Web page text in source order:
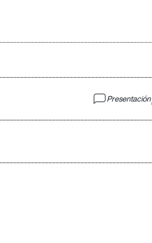
Presentación